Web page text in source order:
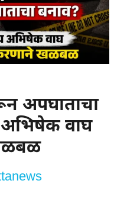
अपघाताचा
अभिषेक वाघ